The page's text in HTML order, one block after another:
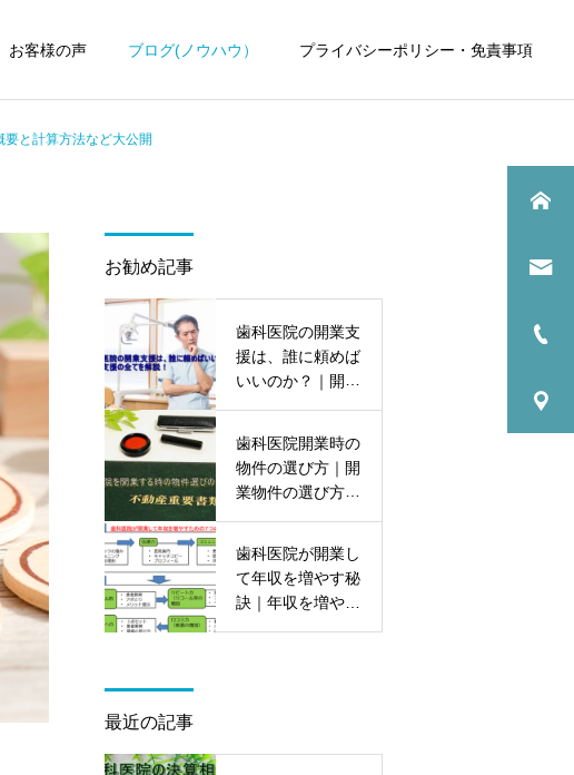
お客様の声 ブログ(ノウハウ） プライバシーポリシー・免責事項
依頼
わか
歯科医院の税理士変更｜引
継ぎで失敗しない方法をわ
かりやすく解説
歯科医院の税理士費用｜顧
と計算方法など大公開
お勧め記事
歯科医院の開業支
援は、誰に頼めば
いいのか？｜開業
歯科医院開業時の
物件の選び方｜開
業物件の選び方の
歯科医院が開業し
て年収を増やす秘
訣｜年収を増やす
最近の記事